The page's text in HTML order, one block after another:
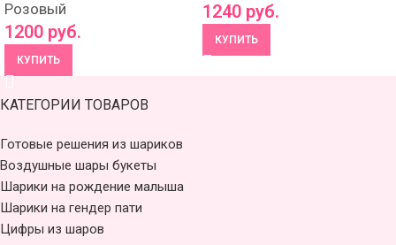
Розовый
1200 руб.
КУПИТЬ
1240 руб.
КУПИТЬ
КАТЕГОРИИ ТОВАРОВ
Готовые решения из шариков
Воздушные шары букеты
Шарики на рождение малыша
Шарики на гендер пати
Цифры из шаров